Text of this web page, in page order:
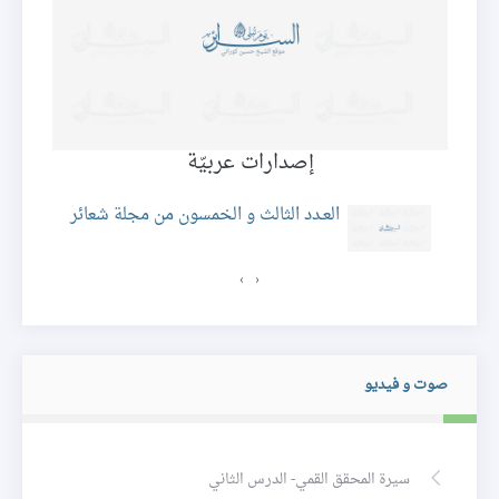
إصدارات عربيّة
العـدد الثالث و الخمسون من مجلة شعائر
‹
›
صوت و فيديو
سيرة المحقق القمي- الدرس الثاني